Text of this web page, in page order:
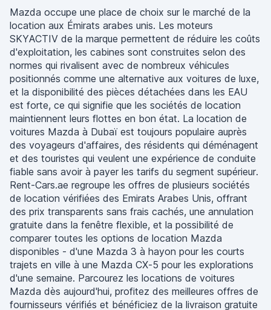
Mazda occupe une place de choix sur le marché de la
location aux Émirats arabes unis. Les moteurs
SKYACTIV de la marque permettent de réduire les coûts
d'exploitation, les cabines sont construites selon des
normes qui rivalisent avec de nombreux véhicules
positionnés comme une alternative aux voitures de luxe,
et la disponibilité des pièces détachées dans les EAU
est forte, ce qui signifie que les sociétés de location
maintiennent leurs flottes en bon état. La location de
voitures Mazda à Dubaï est toujours populaire auprès
des voyageurs d'affaires, des résidents qui déménagent
et des touristes qui veulent une expérience de conduite
fiable sans avoir à payer les tarifs du segment supérieur.
Rent-Cars.ae regroupe les offres de plusieurs sociétés
de location vérifiées des Emirats Arabes Unis, offrant
des prix transparents sans frais cachés, une annulation
gratuite dans la fenêtre flexible, et la possibilité de
comparer toutes les options de location Mazda
disponibles - d'une Mazda 3 à hayon pour les courts
trajets en ville à une Mazda CX-5 pour les explorations
d'une semaine. Parcourez les locations de voitures
Mazda dès aujourd'hui, profitez des meilleures offres de
fournisseurs vérifiés et bénéficiez de la livraison gratuite